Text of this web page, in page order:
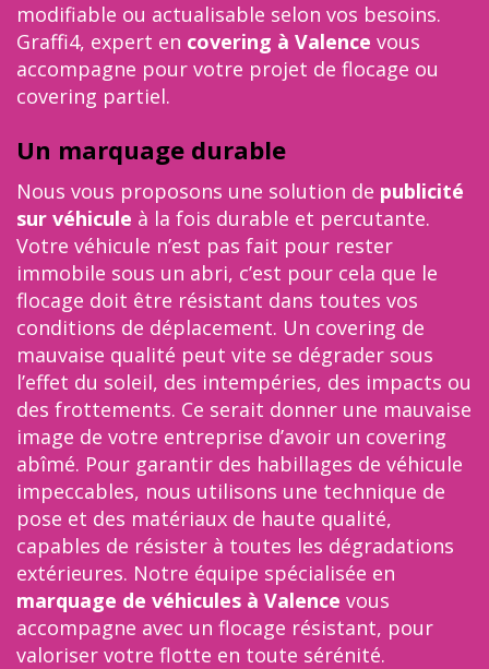
modifiable ou actualisable selon vos besoins.
Graffi4, expert en covering à Valence vous
accompagne pour votre projet de flocage ou
covering partiel.
Un marquage durable
Nous vous proposons une solution de publicité
sur véhicule à la fois durable et percutante.
Votre véhicule n’est pas fait pour rester
immobile sous un abri, c’est pour cela que le
flocage doit être résistant dans toutes vos
conditions de déplacement. Un covering de
mauvaise qualité peut vite se dégrader sous
l’effet du soleil, des intempéries, des impacts ou
des frottements. Ce serait donner une mauvaise
image de votre entreprise d’avoir un covering
abîmé. Pour garantir des habillages de véhicule
impeccables, nous utilisons une technique de
pose et des matériaux de haute qualité,
capables de résister à toutes les dégradations
extérieures. Notre équipe spécialisée en
marquage de véhicules à Valence vous
accompagne avec un flocage résistant, pour
valoriser votre flotte en toute sérénité.